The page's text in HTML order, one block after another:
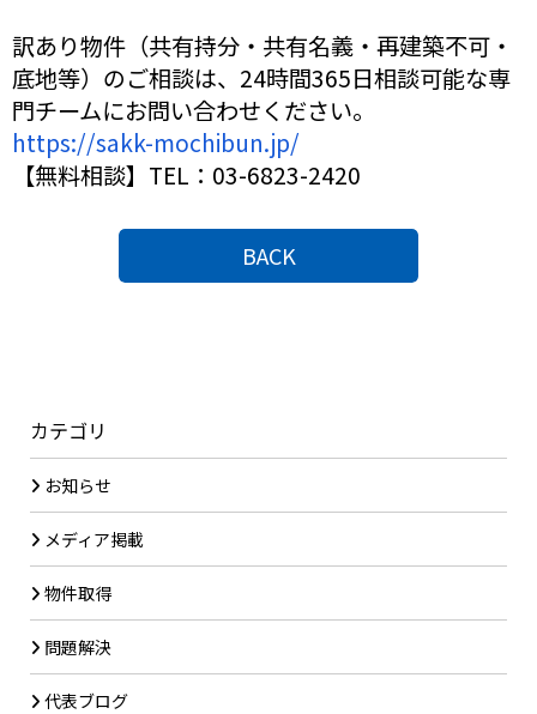
訳あり物件（共有持分・共有名義・再建築不可・
底地等）のご相談は、24時間365日相談可能な専
門チームにお問い合わせください。
https://sakk-mochibun.jp/
【無料相談】TEL：03-6823-2420
BACK
カテゴリ
お知らせ
メディア掲載
物件取得
問題解決
代表ブログ